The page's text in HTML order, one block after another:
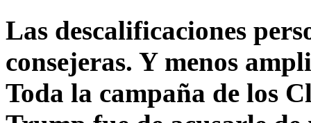
Las descalificaciones
consejeras. Y menos
Toda la campaña de los